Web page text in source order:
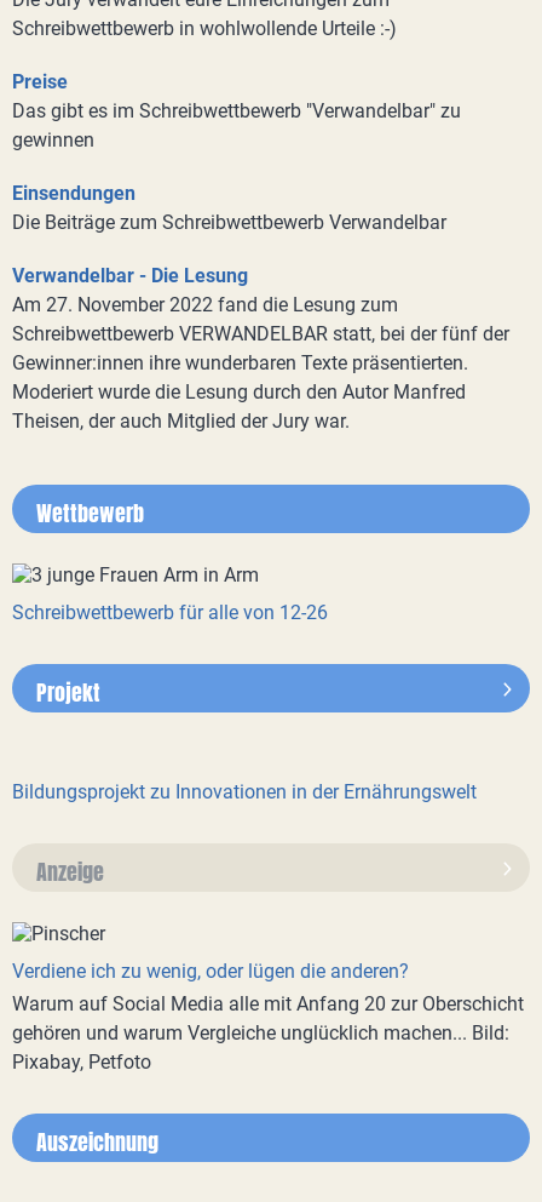
Schreibwettbewerb in wohlwollende Urteile :-)
Preise
Das gibt es im Schreibwettbewerb "Verwandelbar" zu
gewinnen
Einsendungen
Die Beiträge zum Schreibwettbewerb Verwandelbar
Verwandelbar - Die Lesung
Am 27. November 2022 fand die Lesung zum
Schreibwettbewerb VERWANDELBAR statt, bei der fünf der
Gewinner:innen ihre wunderbaren Texte präsentierten.
Moderiert wurde die Lesung durch den Autor Manfred
Theisen, der auch Mitglied der Jury war.
Wettbewerb
Schreibwettbewerb für alle von 12-26
Projekt
Bildungsprojekt zu Innovationen in der Ernährungswelt
Anzeige
Verdiene ich zu wenig, oder lügen die anderen?
Warum auf Social Media alle mit Anfang 20 zur Oberschicht
gehören und warum Vergleiche unglücklich machen... Bild:
Pixabay, Petfoto
Auszeichnung